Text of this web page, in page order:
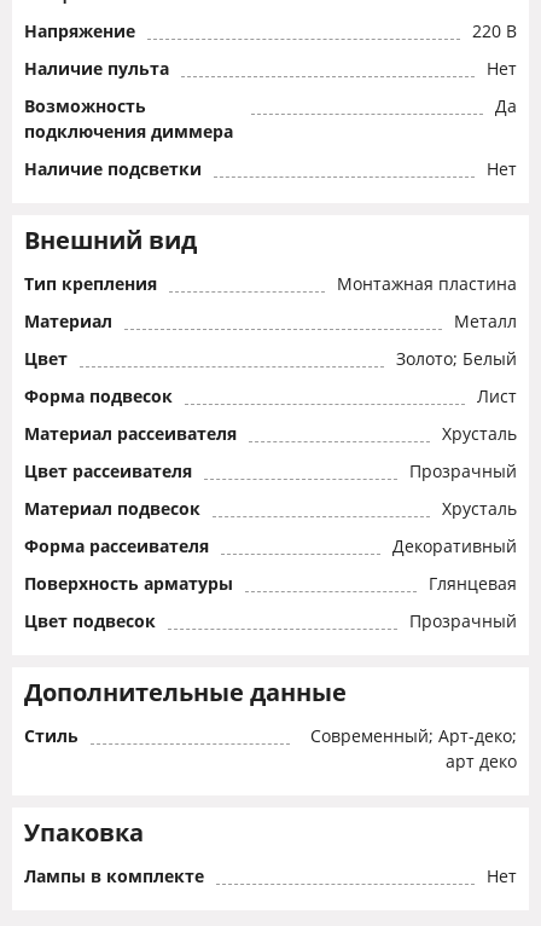
Напряжение
220 В
Наличие пульта
Нет
Возможность
подключения диммера
Да
Наличие подсветки Нет
Внешний вид
Тип крепления
Монтажная пластина
Материал
Металл
Цвет
Золото; Белый
Форма подвесок
Лист
Материал рассеивателя
Хрусталь
Цвет рассеивателя
Прозрачный
Материал подвесок
Хрусталь
Форма рассеивателя
Декоративный
Поверхность арматуры
Глянцевая
Цвет подвесок
Прозрачный
Дополнительные данные
Стиль
Современный; Арт-деко;
арт деко
Упаковка
Лампы в комплекте Нет